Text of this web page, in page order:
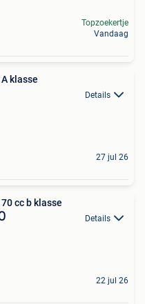
Topzoekertje
Vandaag
klasse
Details
27 jul 26
cc b klasse
Details
22 jul 26